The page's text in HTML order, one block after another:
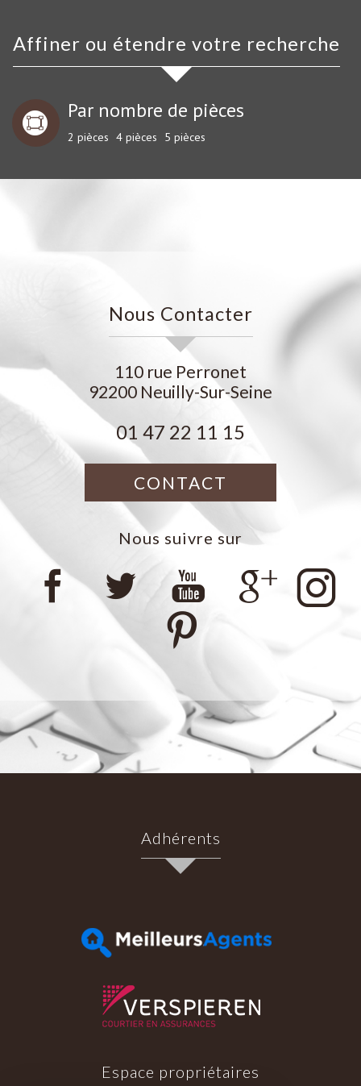
Affiner ou étendre votre recherche
Par nombre de pièces
2 pièces 4 pièces 5 pièces
Nous Contacter
110 rue Perronet
92200 Neuilly-Sur-Seine
01 47 22 11 15
CONTACT
Nous suivre sur
Adhérents
Espace propriétaires